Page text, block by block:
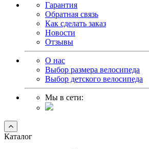
Гарантия
Обратная связь
Как сделать заказ
Новости
Отзывы
О нас
Выбор размера велосипеда
Выбор детского велосипеда
Мы в сети:
Каталог